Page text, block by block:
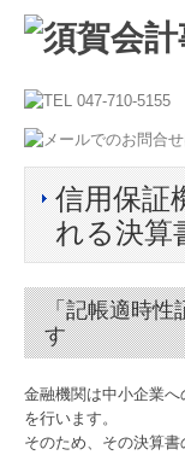
ホーム
事務所紹介
ごあいさつ
所長紹介
当事務所の特長
業務案内
料金について
信用保証
れる決算
「記帳適時性
す
金融機関は中小企業
を行います。
そのため、その決算書